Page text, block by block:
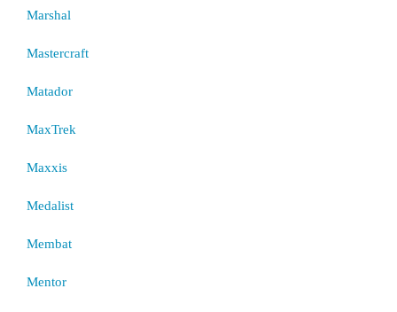
Marshal
Mastercraft
Matador
MaxTrek
Maxxis
Medalist
Membat
Mentor